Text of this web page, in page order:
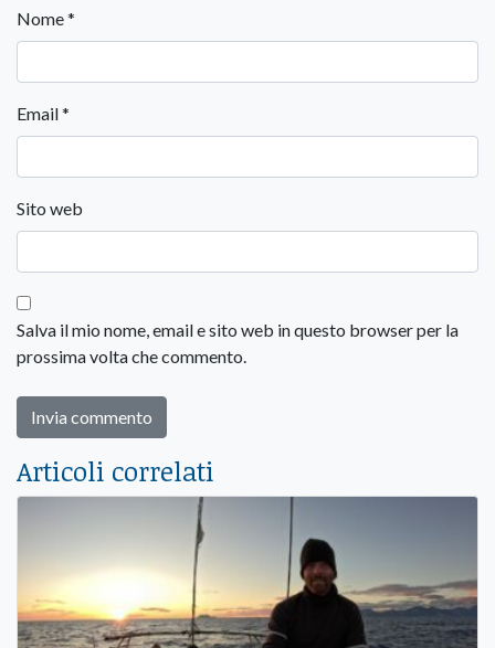
Nome*
Email*
Sito web
Salva il mio nome, email e sito web in questo browser per la
prossima volta che commento.
Articoli correlati